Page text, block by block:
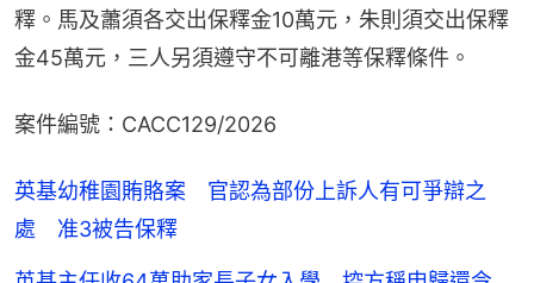
釋。馬及蕭須各交出保釋金10萬元，朱則須交出保釋
金45萬元，三人另須遵守不可離港等保釋條件。
案件編號：CACC129/2026
英基幼稚園賄賂案 官認為部份上訴人有可爭辯之
處 准3被告保釋